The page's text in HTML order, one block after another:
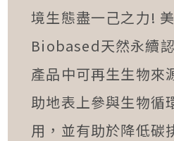
境生態盡一己之力!
Biobased天然永續
產品中可再生生物來
助地表上參與生物循
用，並有助於降低碳